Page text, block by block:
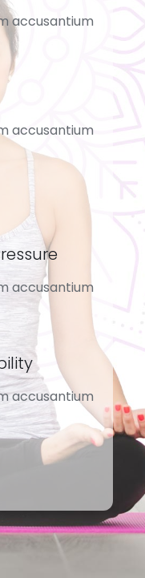
accusantium
accusantium
accusantium
accusantium